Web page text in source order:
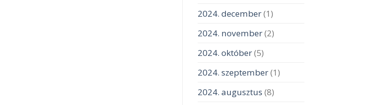
2024. december(1)
2024. november(2)
2024. október(5)
2024. szeptember(1)
2024. augusztus (8)